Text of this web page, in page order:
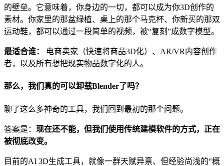
的壁垒。它意味着，你身边的一切，都可以成为你3D创作的
素材。你家里的那盆绿植、桌上的那个马克杯、你新买的那双
运动鞋，都可以通过一段简单的视频，被“复刻”成数字模型。
最适合谁：
电商卖家（快速将商品3D化）、AR/VR内容创作
者，以及所有想把现实物品数字化的人。
那么，我们真的可以卸载Blender了吗？
聊了这么多神奇的工具，我们回到最初的那个问题。
答案是： 现在还不能，但我们使用传统建模软件的方式，正在
被彻底改变。
目前的AI 3D生成工具，就像一群天赋异禀、但经验尚浅的“概